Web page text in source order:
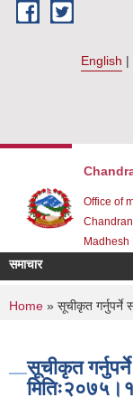
Skip to main content
English
Office of
Madhesh
समाचार
You are
Home » सूचीकृत गर्नुपर्ने
सूचीकृत